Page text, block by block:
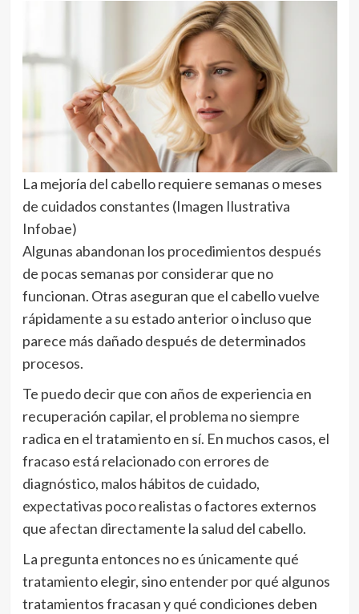
La mejoría del cabello requiere semanas o meses
de cuidados constantes (Imagen Ilustrativa
Infobae)
Algunas abandonan los procedimientos después
de pocas semanas por considerar que no
funcionan. Otras aseguran que el cabello vuelve
rápidamente a su estado anterior o incluso que
parece más dañado después de determinados
procesos.
Te puedo decir que con años de experiencia en
recuperación capilar, el problema no siempre
radica en el tratamiento en sí. En muchos casos, el
fracaso está relacionado con errores de
diagnóstico, malos hábitos de cuidado,
expectativas poco realistas o factores externos
que afectan directamente la salud del cabello.
La pregunta entonces no es únicamente qué
tratamiento elegir, sino entender por qué algunos
tratamientos fracasan y qué condiciones deben